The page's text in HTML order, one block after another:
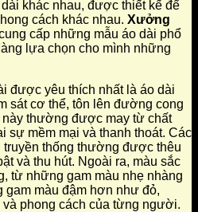
khác nhau, được thiết kế để
cách khác nhau. Xưởng
cấp những mẫu áo dài phổ
lựa chọn cho mình những
được yêu thích nhất là áo dài
sát cơ thể, tôn lên đường cong
thường được may từ chất
sự mềm mại và thanh thoát. Các
truyền thống thường được thêu
và thu hút. Ngoài ra, màu sắc
từ những gam màu nhẹ nhàng
gam màu đậm hơn như đỏ,
phong cách của từng người.